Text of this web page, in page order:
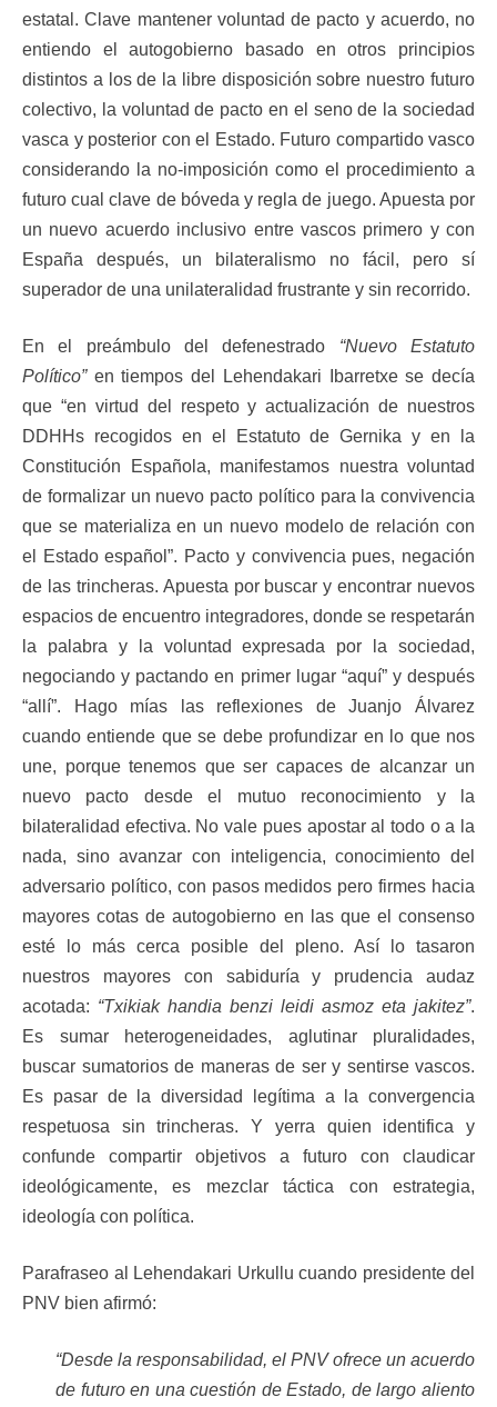
estatal. Clave mantener voluntad de pacto y acuerdo, no
entiendo el autogobierno basado en otros principios
distintos a los de la libre disposición sobre nuestro futuro
colectivo, la voluntad de pacto en el seno de la sociedad
vasca y posterior con el Estado. Futuro compartido vasco
considerando la no-imposición como el procedimiento a
futuro cual clave de bóveda y regla de juego. Apuesta por
un nuevo acuerdo inclusivo entre vascos primero y con
España después, un bilateralismo no fácil, pero sí
superador de una unilateralidad frustrante y sin recorrido.
En el preámbulo del defenestrado “Nuevo Estatuto
Político”en tiempos del Lehendakari Ibarretxe se decía
que “en virtud del respeto y actualización de nuestros
DDHHs recogidos en el Estatuto de Gernika y en la
Constitución Española, manifestamos nuestra voluntad
de formalizar un nuevo pacto político para la convivencia
que se materializa en un nuevo modelo de relación con
el Estado español”. Pacto y convivencia pues, negación
de las trincheras. Apuesta por buscar y encontrar nuevos
espacios de encuentro integradores, donde se respetarán
la palabra y la voluntad expresada por la sociedad,
negociando y pactando en primer lugar “aquí” y después
“allí”. Hago mías las reflexiones de Juanjo Álvarez
cuando entiende que se debe profundizar en lo que nos
une, porque tenemos que ser capaces de alcanzar un
nuevo pacto desde el mutuo reconocimiento y la
bilateralidad efectiva. No vale pues apostar al todo o a la
nada, sino avanzar con inteligencia, conocimiento del
adversario político, con pasos medidos pero firmes hacia
mayores cotas de autogobierno en las que el consenso
esté lo más cerca posible del pleno. Así lo tasaron
nuestros mayores con sabiduría y prudencia audaz
acotada: “Txikiak handia benzi leidi asmoz eta jakitez”.
Es sumar heterogeneidades, aglutinar pluralidades,
buscar sumatorios de maneras de ser y sentirse vascos.
Es pasar de la diversidad legítima a la convergencia
respetuosa sin trincheras. Y yerra quien identifica y
confunde compartir objetivos a futuro con claudicar
ideológicamente, es mezclar táctica con estrategia,
ideología con política.
Parafraseo al Lehendakari Urkullu cuando presidente del
PNV bien afirmó:
“Desde la responsabilidad, el PNV ofrece un acuerdo
de futuro en una cuestión de Estado, de largo aliento